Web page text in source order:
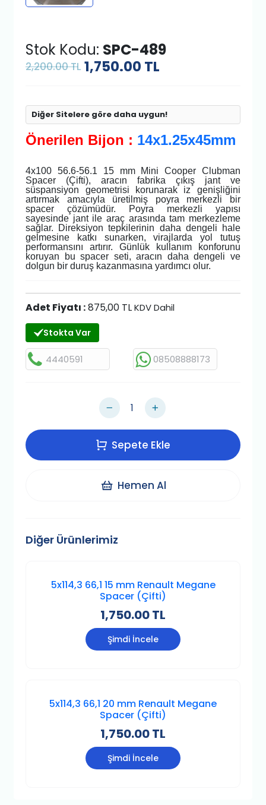
Stok Kodu: SPC-489
2,200.00 TL 1,750.00 TL
Diğer Sitelere göre daha uygun!
Önerilen Bijon : 14x1.25x45mm
4x100 56.6-56.1 15 mm Mini Cooper Clubman
Spacer (Çifti), aracın fabrika çıkış jant ve
süspansiyon geometrisi korunarak iz genişliğini
artırmak amacıyla üretilmiş poyra merkezli bir
spacer çözümüdür. Poyra merkezli yapısı
sayesinde jant ile araç arasında tam merkezleme
sağlar. Direksiyon tepkilerinin daha dengeli hale
gelmesine katkı sunarken, virajlarda yol tutuş
performansını artırır. Günlük kullanım konforunu
koruyan bu spacer seti, aracın daha dengeli ve
dolgun bir duruş kazanmasına yardımcı olur.
Adet Fiyatı :875,00 TLKDV Dahil
Stokta Var
4440591 08508888173
Sepete Ekle
Hemen Al
Diğer Ürünlerimiz
5x114,3 66,1 15 mm Renault Megane
Spacer (Çifti)
1,750.00 TL
Şimdi İncele
5x114,3 66,1 20 mm Renault Megane
Spacer (Çifti)
1,750.00 TL
Şimdi İncele